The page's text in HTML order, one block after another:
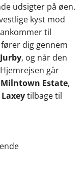
udsigter på øen.
kyst mod
til
dig gennem
Jurby, og når den
går
Milntown Estate,
Laxeytilbage til